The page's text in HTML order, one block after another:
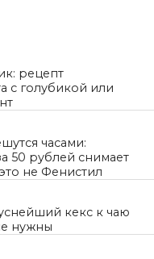
рецепт
с голубикой или
часами:
50 рублей снимает
не Фенистил
кекс к чаю
нужны